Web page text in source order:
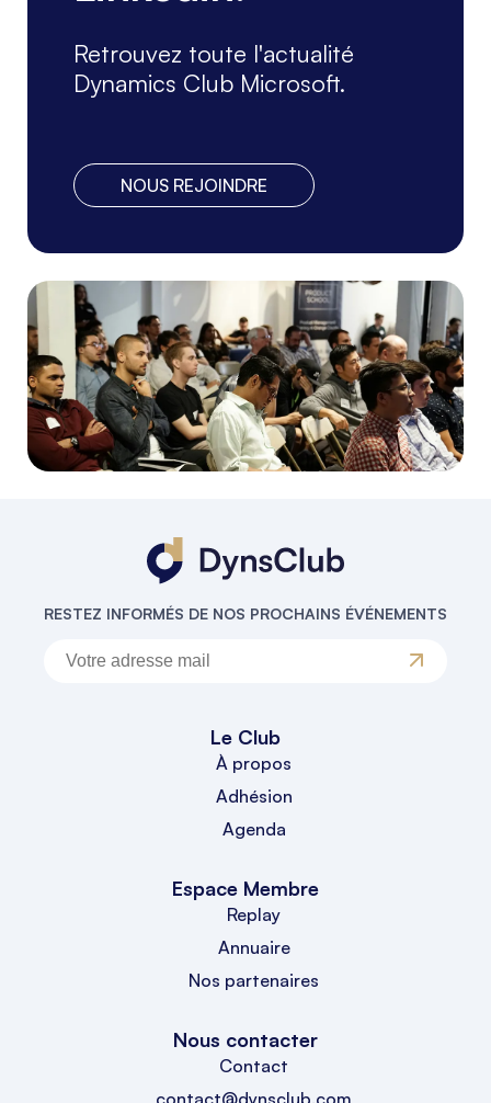
Retrouvez toute l'actualité
Dynamics Club Microsoft.
NOUS REJOINDRE
RESTEZ INFORMÉS DE NOS PROCHAINS ÉVÉNEMENTS
Le Club
À propos
Adhésion
Agenda
Espace Membre
Replay
Annuaire
Nos partenaires
Nous contacter
Contact
contact@dynsclub.com